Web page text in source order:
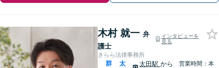
木村 就一 弁
護士
インタビューを
見る
きらら法律事務所
群
太
太田駅 から
営業時間：本